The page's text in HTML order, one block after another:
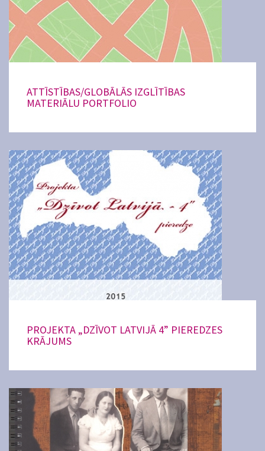
ATTĪSTĪBAS/GLOBĀLĀS IZGLĪTĪBAS
MATERIĀLU PORTFOLIO
PROJEKTA „DZĪVOT LATVIJĀ 4” PIEREDZES
KRĀJUMS